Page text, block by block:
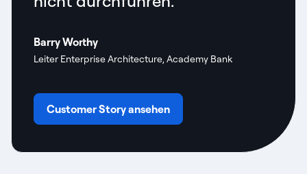
Barry Worthy
Leiter Enterprise Architecture, Academy Bank
Customer Story ansehen